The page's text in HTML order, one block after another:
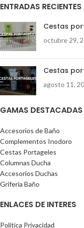
ENTRADAS RECIENTES
Cestas
octubre 29,
Cestas
agosto 11,
GAMAS DESTACADAS
Accesorios de Baño
Complementos Inodoro
Cestas Portageles
Columnas Ducha
Accesorios Duchas
Grifería Baño
ENLACES DE INTERES
Política Privacidad